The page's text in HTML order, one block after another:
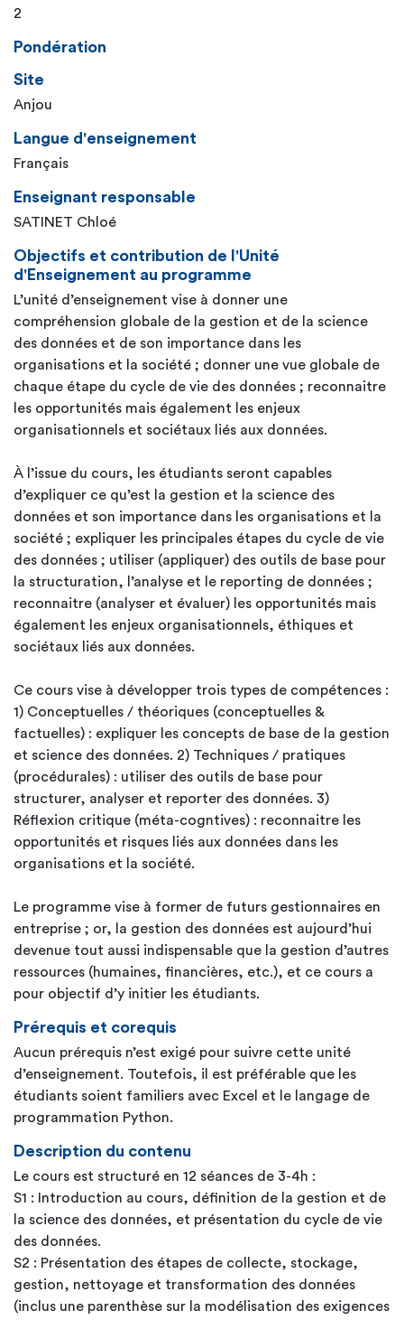
2
Pondération
Site
Anjou
Langue d'enseignement
Français
Enseignant responsable
SATINET Chloé
Objectifs et contribution de l'Unité
d'Enseignement au programme
L’unité d’enseignement vise à donner une
compréhension globale de la gestion et de la science
des données et de son importance dans les
organisations et la société ; donner une vue globale de
chaque étape du cycle de vie des données ; reconnaitre
les opportunités mais également les enjeux
organisationnels et sociétaux liés aux données.
À l’issue du cours, les étudiants seront capables
d’expliquer ce qu’est la gestion et la science des
données et son importance dans les organisations et la
société ; expliquer les principales étapes du cycle de vie
des données ; utiliser (appliquer) des outils de base pour
la structuration, l’analyse et le reporting de données ;
reconnaitre (analyser et évaluer) les opportunités mais
également les enjeux organisationnels, éthiques et
sociétaux liés aux données.
Ce cours vise à développer trois types de compétences :
1) Conceptuelles / théoriques (conceptuelles &
factuelles) : expliquer les concepts de base de la gestion
et science des données. 2) Techniques / pratiques
(procédurales) : utiliser des outils de base pour
structurer, analyser et reporter des données. 3)
Réflexion critique (méta-cogntives) : reconnaitre les
opportunités et risques liés aux données dans les
organisations et la société.
Le programme vise à former de futurs gestionnaires en
entreprise ; or, la gestion des données est aujourd’hui
devenue tout aussi indispensable que la gestion d’autres
ressources (humaines, financières, etc.), et ce cours a
pour objectif d’y initier les étudiants.
Prérequis et corequis
Aucun prérequis n’est exigé pour suivre cette unité
d’enseignement. Toutefois, il est préférable que les
étudiants soient familiers avec Excel et le langage de
programmation Python.
Description du contenu
Le cours est structuré en 12 séances de 3-4h :
S1 : Introduction au cours, définition de la gestion et de
la science des données, et présentation du cycle de vie
des données.
S2 : Présentation des étapes de collecte, stockage,
gestion, nettoyage et transformation des données
(inclus une parenthèse sur la modélisation des exigences